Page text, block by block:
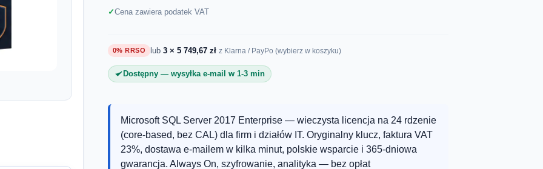
Cena zawiera podatek VAT
0% RRSO lub 3 × 5 749,67 zł z Klarna / PayPo (wybierz w koszyku)
Dostępny — wysyłka e-mail w 1-3 min
Microsoft SQL Server 2017 Enterprise — wieczysta licencja na 24 rdzenie
(core-based, bez CAL) dla firm i działów IT. Oryginalny klucz, faktura VAT
23%, dostawa e-mailem w kilka minut, polskie wsparcie i 365-dniowa
gwarancja. Always On, szyfrowanie, analityka — bez opłat